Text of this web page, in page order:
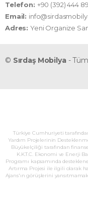
Telefon: +90 (392) 444
Email:
Adres:Yeni Organize
© Sırdaş Mobilya- Tüm
Türkiye Cumhuriyeti
Yardım Projelerinin
Büyükelçiliği tarafından
K.K.T.C. Ekonomi ve Enerji
Programı kapsamında
Artırma Projesi ile ilgili olarak
Ajans'ın görüşlerini